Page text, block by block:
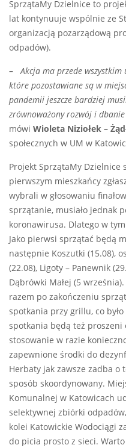
SprzątaMy Dzielnice to
lat kontynuuje wspólnie ze
organizacją pozarządową
odpadów).
–
Akcja ma przede
które pozostawiane są w
pandemii jeszcze bardziej
zrównoważony rozwój i
mówi Wioleta Niziołek –
społecznych w UM w
Projekt SprzątaMy Dzielnice
pierwszym mieszkańcy
wybrali w głosowaniu
sprzątanie, musiało jednak
koronawirusa. Dlatego w
Jako pierwsi sprzątać będą
następnie Koszutki (15.08),
(22.08), Ligoty – Panewnik
Dąbrówki Małej (5
razem po zakończeniu
spotkania przy grillu, co
spotkania będą też proszeni
stosowanie w razie
zapewnione środki do
Herbaty jak zawsze zadba o
sposób skoordynowany.
Komunalnej w Katowicach
selektywnej zbiórki
kolei Katowickie Wodociągi
do picia prosto z sieci.